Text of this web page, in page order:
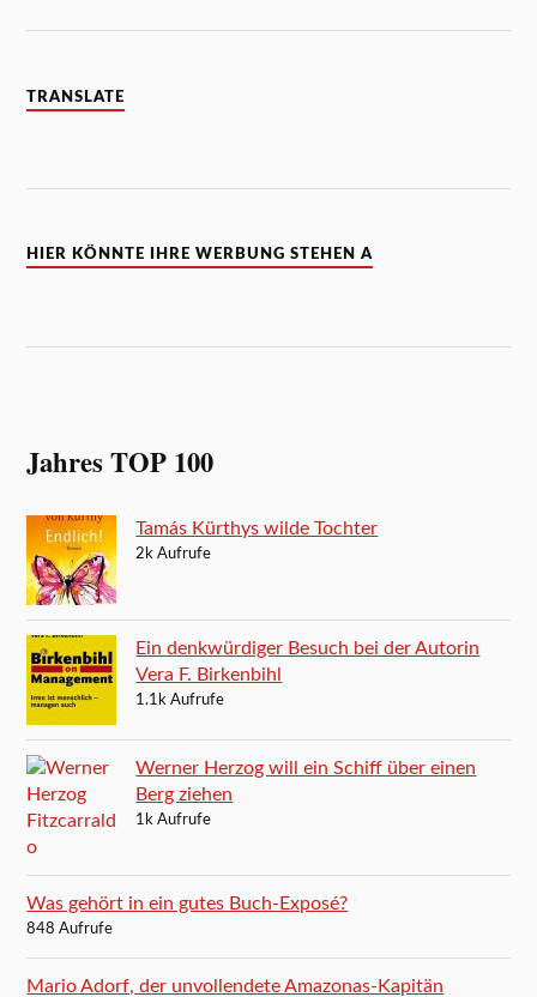
TRANSLATE
HIER KÖNNTE IHRE WERBUNG STEHEN A
Jahres TOP 100
Tamás Kürthys wilde Tochter
2k Aufrufe
Ein denkwürdiger Besuch bei der Autorin
Vera F. Birkenbihl
1.1k Aufrufe
Werner Herzog will ein Schiff über einen
Berg ziehen
1k Aufrufe
Was gehört in ein gutes Buch-Exposé?
848 Aufrufe
Mario Adorf, der unvollendete Amazonas-Kapitän